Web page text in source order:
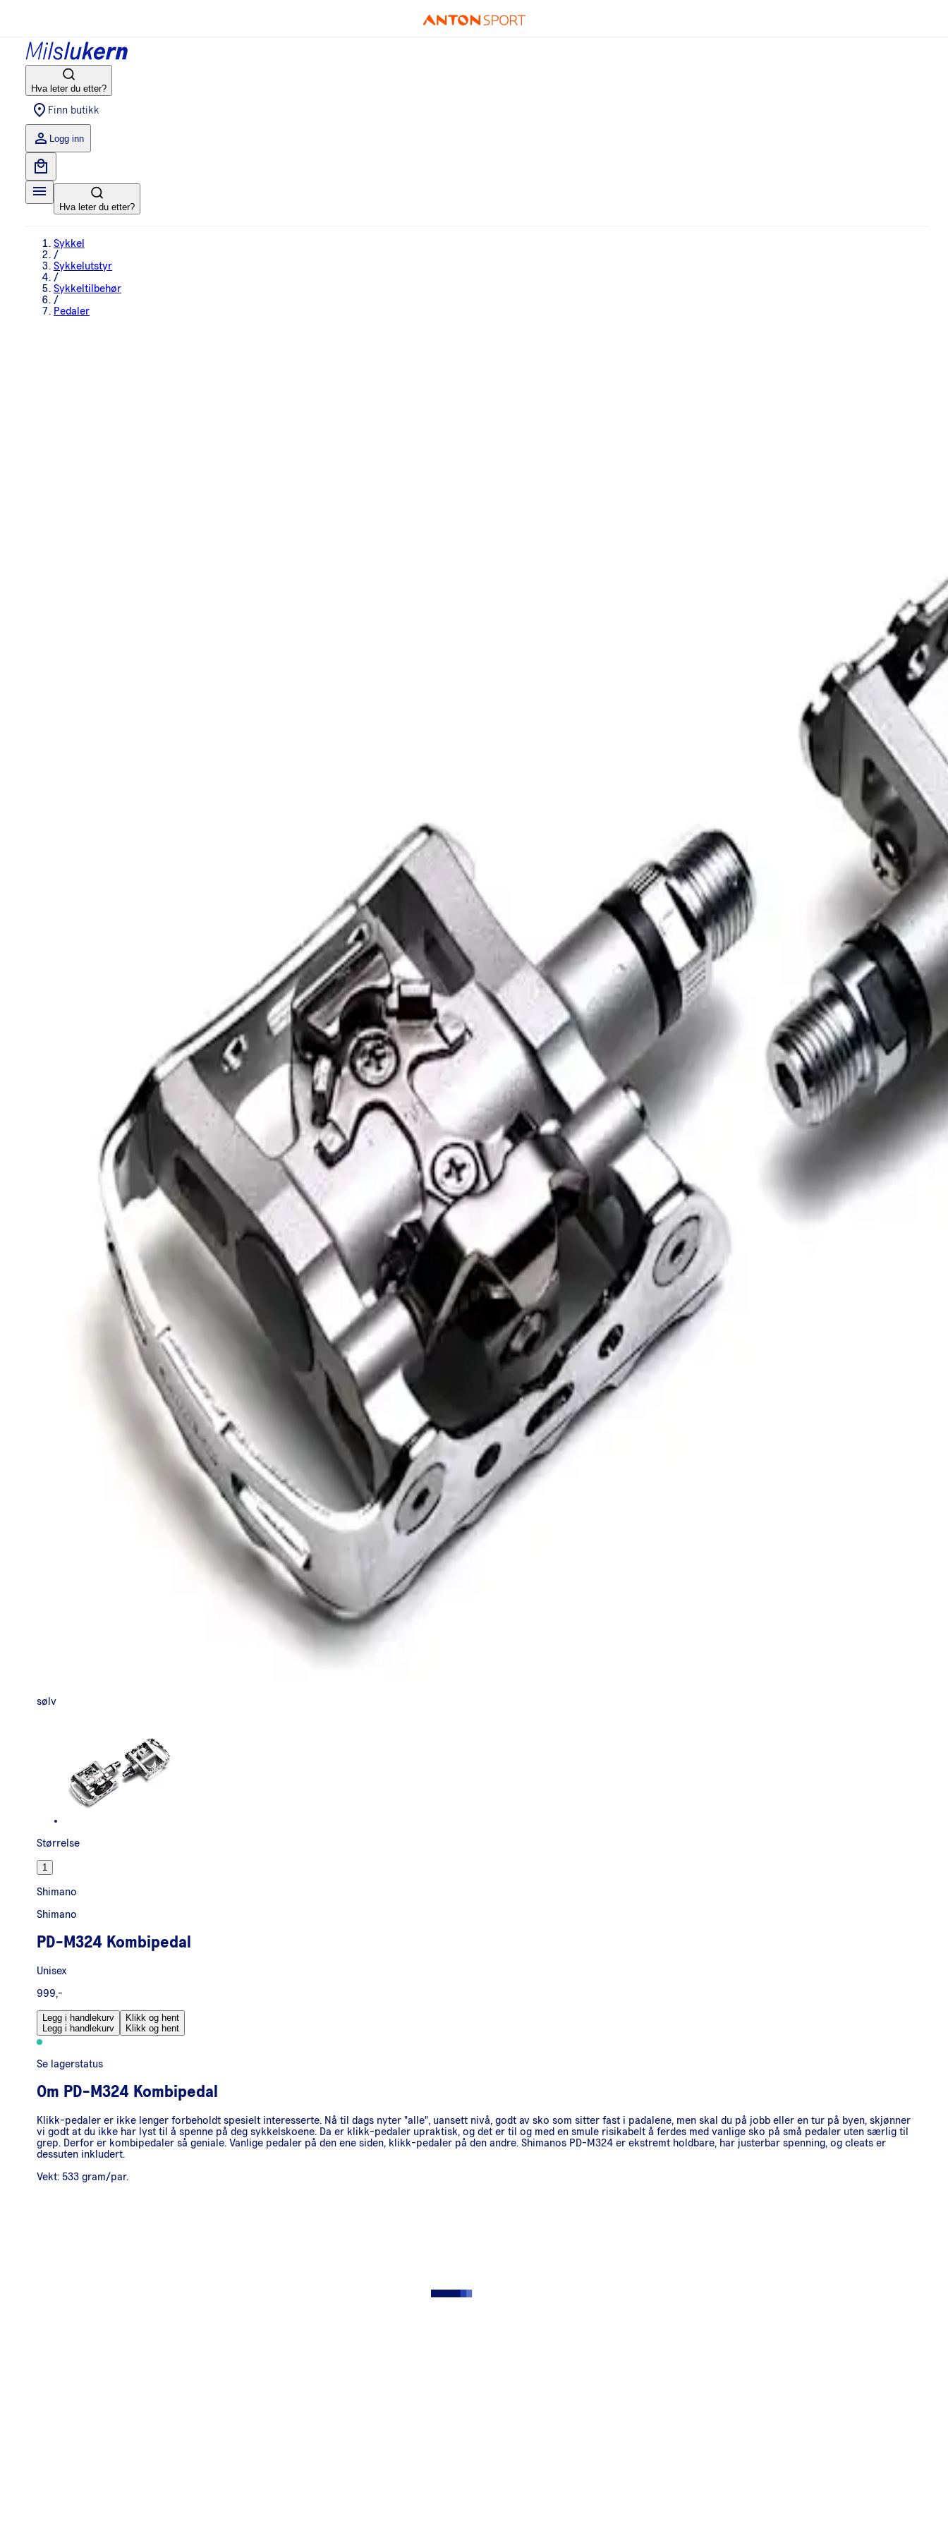
Hva leter du etter?
Finn butikk
Logg inn
Hva leter du etter?
Sykkel
/
Sykkelutstyr
/
Sykkeltilbehør
/
Pedaler
sølv
Størrelse
1
Shimano
Shimano
PD-M324 Kombipedal
Unisex
999,-
Legg i handlekurv
Legg i handlekurv
Klikk og hent
Klikk og hent
Se lagerstatus
Om PD-M324 Kombipedal
Klikk-pedaler er ikke lenger forbeholdt spesielt interesserte. Nå til dags nyter "alle", uansett nivå, godt av sko som sitter fast i padalene, men skal du på jobb eller en tur på byen, skjønner
vi godt at du ikke har lyst til å spenne på deg sykkelskoene. Da er klikk-pedaler upraktisk, og det er til og med en smule risikabelt å ferdes med vanlige sko på små pedaler uten særlig til
grep. Derfor er kombipedaler så geniale. Vanlige pedaler på den ene siden, klikk-pedaler på den andre. Shimanos PD-M324 er ekstremt holdbare, har justerbar spenning, og cleats er
dessuten inkludert.
Vekt: 533 gram/par.